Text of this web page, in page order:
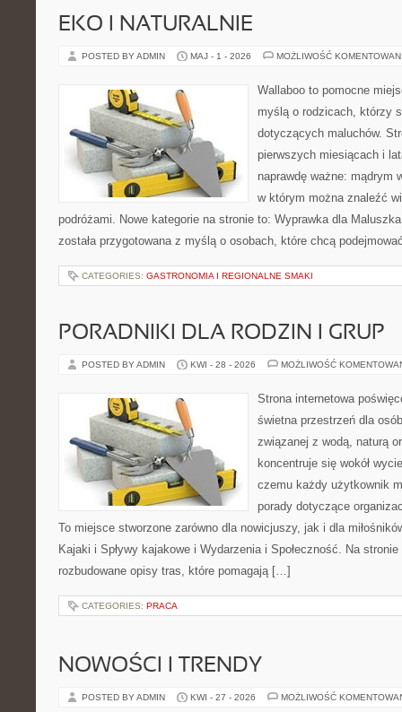
EKO I NATURALNIE
POSTED BY ADMIN MAJ - 1 - 2026 MOŻLIWOŚĆ
Wallaboo to pomocne
myślą o rodzicach, którzy
dotyczących maluchów.
pierwszych miesiącach i
naprawdę ważne: mądrym
w którym można znaleźć
podróżami. Nowe kategorie na stronie to: Wyprawka dla
została przygotowana z myślą o osobach, które chcą
CATEGORIES: GASTRONOMIA I REGIONALNE SMAKI
PORADNIKI DLA RODZIN I GRUP
POSTED BY ADMIN KWI - 28 - 2026 MOŻLIWOŚĆ
Strona internetowa
świetna przestrzeń dla
związanej z wodą, naturą
koncentruje się wokół
czemu każdy użytkownik
porady dotyczące
To miejsce stworzone zarówno dla nowicjuszy, jak i dla
Kajaki i Spływy kajakowe i Wydarzenia i Społeczność. Na
rozbudowane opisy tras, które pomagają […]
CATEGORIES: PRACA
NOWOŚCI I TRENDY
POSTED BY ADMIN KWI - 27 - 2026 MOŻLIWOŚĆ